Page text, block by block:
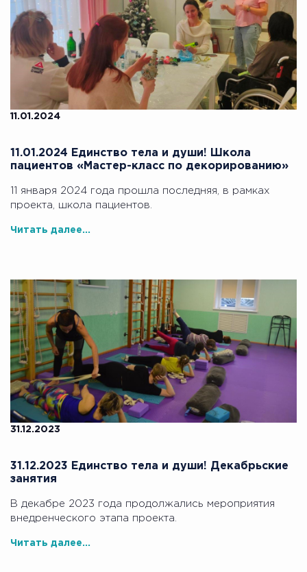
11.01.2024
11.01.2024 Единство тела и души! Школа
пациентов «Мастер-класс по декорированию»
11 января 2024 года прошла последняя, в рамках
проекта, школа пациентов.
Читать далее...
31.12.2023
31.12.2023 Единство тела и души! Декабрьские
занятия
В декабре 2023 года продолжались мероприятия
внедренческого этапа проекта.
Читать далее...